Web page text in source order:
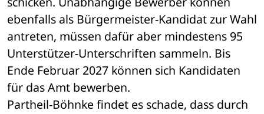
ebenfalls als Bürgermeister-Kandidat zur Wahl
antreten, müssen dafür aber mindestens 95
Unterstützer-Unterschriften sammeln. Bis
Ende Februar 2027 können sich Kandidaten
für das Amt bewerben.
Partheil-Böhnke findet es schade, dass durch